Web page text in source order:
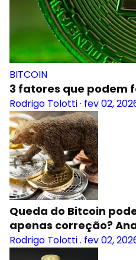
BITCOIN
3 fatores que podem
Rodrigo Tolotti· fev 02,
Queda do Bitcoin
apenas correção?
Rodrigo Tolotti. fev 02,